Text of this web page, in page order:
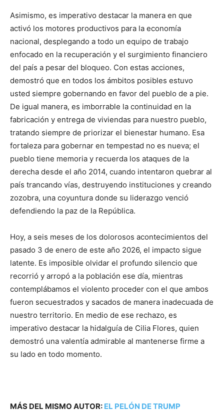
Asimismo, es imperativo destacar la manera en que
activó los motores productivos para la economía
nacional, desplegando a todo un equipo de trabajo
enfocado en la recuperación y el surgimiento financiero
del país a pesar del bloqueo. Con estas acciones,
demostró que en todos los ámbitos posibles estuvo
usted siempre gobernando en favor del pueblo de a pie.
De igual manera, es imborrable la continuidad en la
fabricación y entrega de viviendas para nuestro pueblo,
tratando siempre de priorizar el bienestar humano. Esa
fortaleza para gobernar en tempestad no es nueva; el
pueblo tiene memoria y recuerda los ataques de la
derecha desde el año 2014, cuando intentaron quebrar al
país trancando vías, destruyendo instituciones y creando
zozobra, una coyuntura donde su liderazgo venció
defendiendo la paz de la República.
​Hoy, a seis meses de los dolorosos acontecimientos del
pasado 3 de enero de este año 2026, el impacto sigue
latente. Es imposible olvidar el profundo silencio que
recorrió y arropó a la población ese día, mientras
contemplábamos el violento proceder con el que ambos
fueron secuestrados y sacados de manera inadecuada de
nuestro territorio. En medio de ese rechazo, es
imperativo destacar la hidalguía de Cilia Flores, quien
demostró una valentía admirable al mantenerse firme a
su lado en todo momento.
MÁS DEL MISMO AUTOR: EL PELÓN DE TRUMP